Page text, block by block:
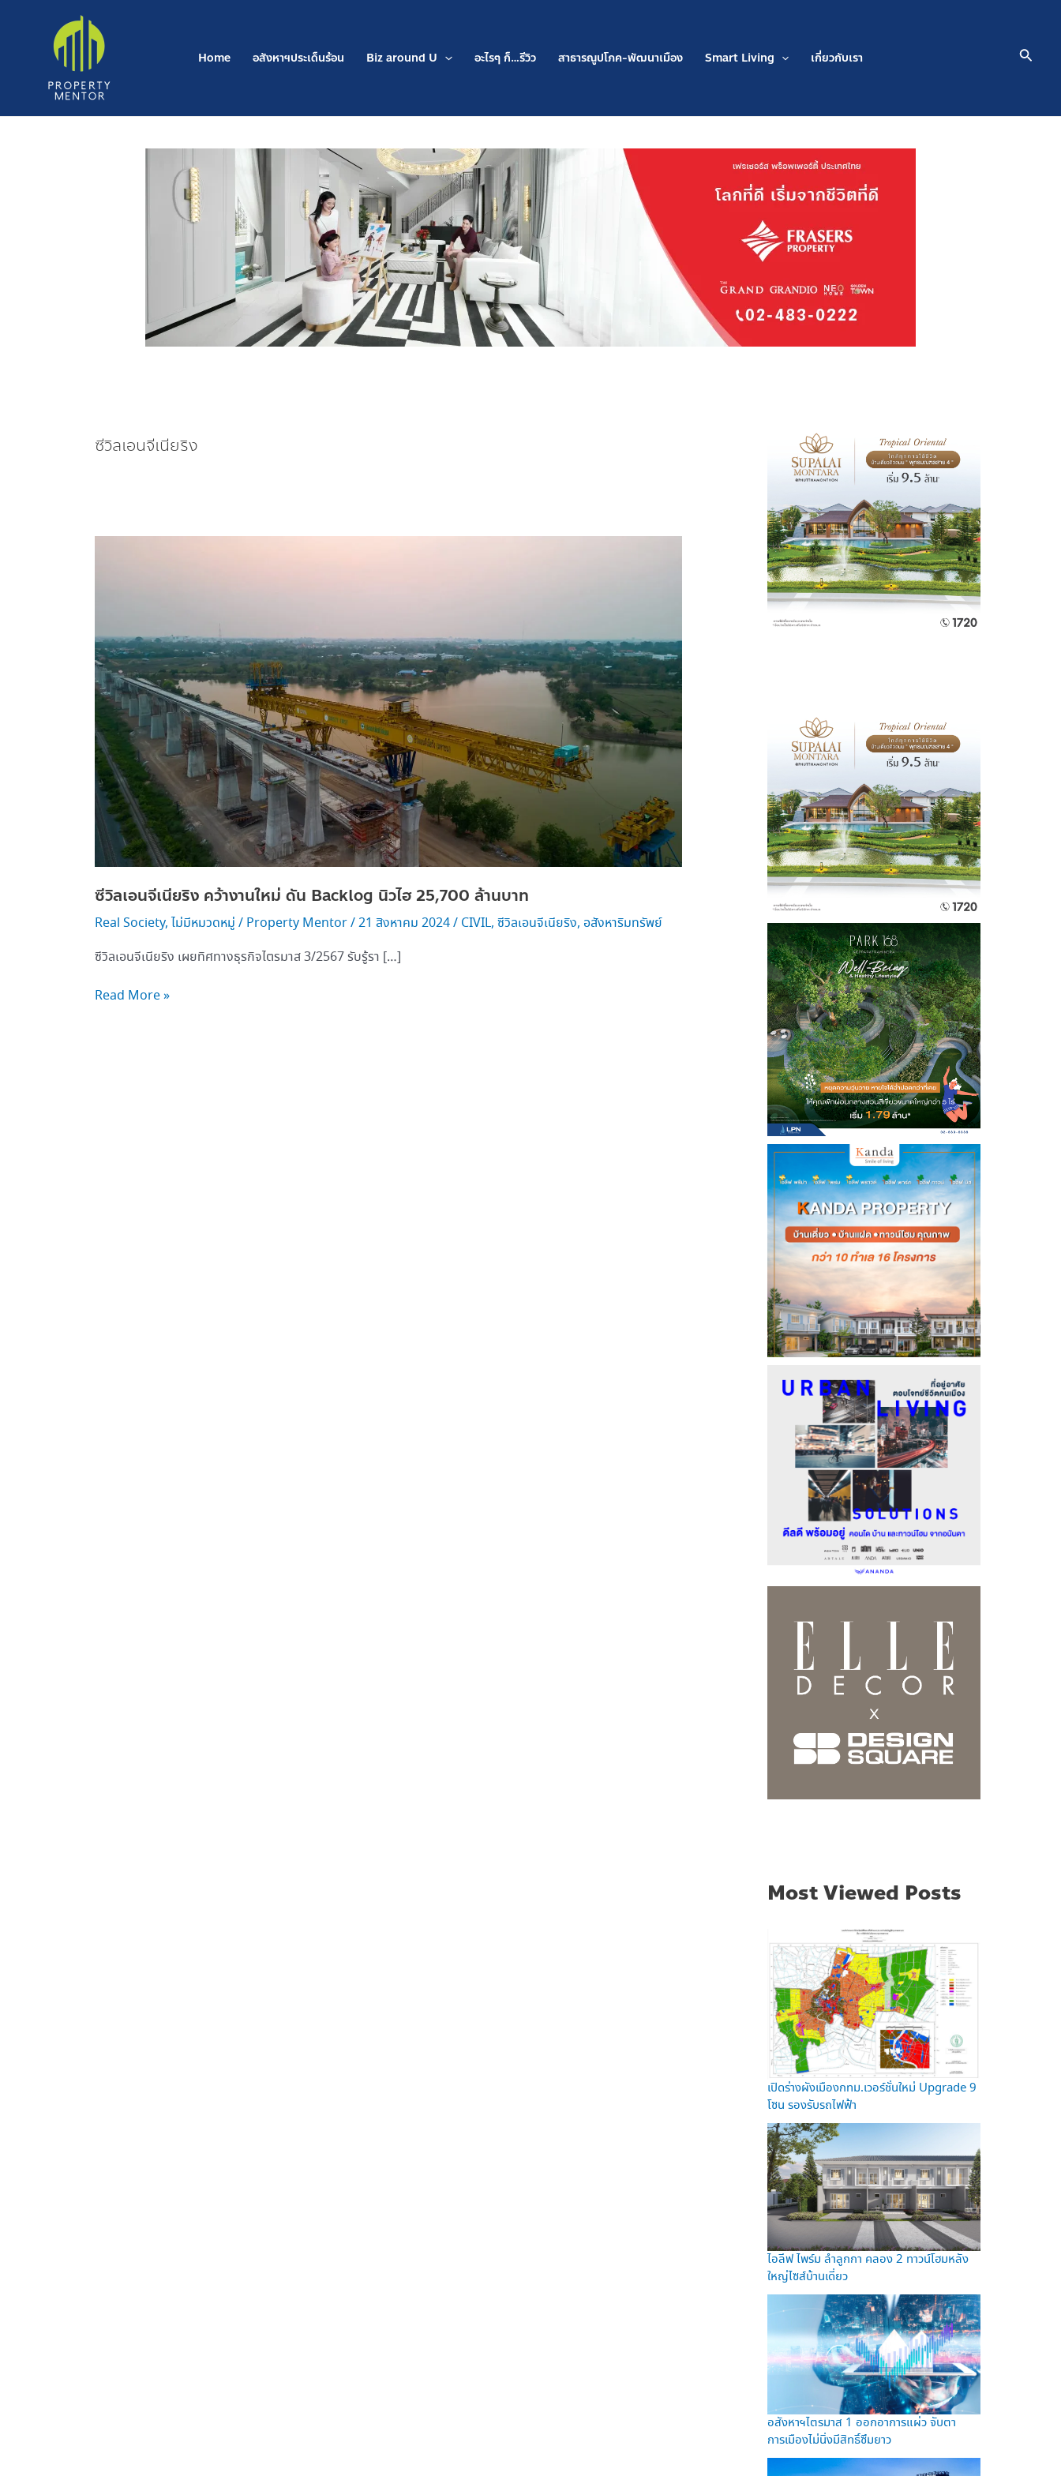
Home อสังหาฯประเด็นร้อน Biz around U อะไรๆ ก็…รีวิว สาธารณูปโภค-พัฒนาเมือง Smart Living เกี่ยวกับเรา
ซีวิลเอนจีเนียริง
ซีวิลเอนจีเนียริง คว้างานใหม่ ดัน Backlog นิวไฮ 25,700 ล้านบาท
Real Society, ไม่มีหมวดหมู่ / Property Mentor/21 สิงหาคม 2024/ CIVIL, ซีวิลเอนจีเนียริง, อสังหาริมทรัพย์
ซีวิลเอนจีเนียริง เผยทิศทางธุรกิจไตรมาส 3/2567 รับรู้รา […]
ริง คว้า
งาน
ใหม่
ดัน Backlog นิวไฮ 25,700 ล้าน
บาท
Read More »
Most Viewed Posts
เปิดร่างผังเมืองกทม.เวอร์ชั่นใหม่ Upgrade 9
โซน รองรับรถไฟฟ้า
ไอลีฟ ไพร์ม ลำลูกกา คลอง 2 ทาวน์โฮมหลัง
ใหญ่ไซส์บ้านเดี่ยว
อสังหาฯไตรมาส 1 ออกอาการแผ่ว จับตา
การเมืองไม่นิ่งมีสิทธิ์ซึมยาว